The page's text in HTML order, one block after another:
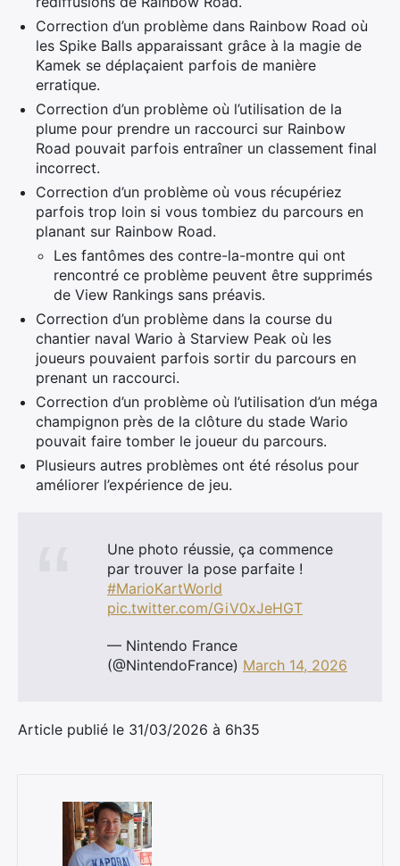
Correction d’un problème dans Rainbow Road où
les Spike Balls apparaissant grâce à la magie de
Kamek se déplaçaient parfois de manière
erratique.
Correction d’un problème où l’utilisation de la
plume pour prendre un raccourci sur Rainbow
Road pouvait parfois entraîner un classement final
incorrect.
Correction d’un problème où vous récupériez
parfois trop loin si vous tombiez du parcours en
planant sur Rainbow Road.
Les fantômes des contre-la-montre qui ont
rencontré ce problème peuvent être supprimés
de View Rankings sans préavis.
Correction d’un problème dans la course du
chantier naval Wario à Starview Peak où les
joueurs pouvaient parfois sortir du parcours en
prenant un raccourci.
Correction d’un problème où l’utilisation d’un méga
champignon près de la clôture du stade Wario
pouvait faire tomber le joueur du parcours.
Plusieurs autres problèmes ont été résolus pour
améliorer l’expérience de jeu.
Une photo réussie, ça commence
par trouver la pose parfaite !
#MarioKartWorld
pic.twitter.com/GiV0xJeHGT
— Nintendo France
(@NintendoFrance) March 14, 2026
Article publié le 31/03/2026 à 6h35